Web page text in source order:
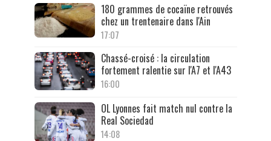
180 grammes de cocaïne retrouvés
chez un trentenaire dans l'Ain
17:07
Chassé-croisé : la circulation
fortement ralentie sur l'A7 et l'A43
16:00
OL Lyonnes fait match nul contre la
Real Sociedad
14:08